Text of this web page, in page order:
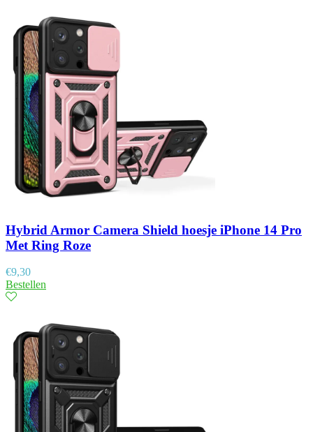
Hybrid Armor Camera Shield hoesje iPhone 14 Pro
Met Ring Roze
€9,30
Bestellen